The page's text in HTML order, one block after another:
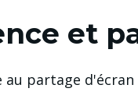
et
au partage